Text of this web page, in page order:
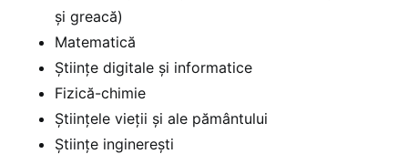
și greacă)
Matematică
Științe digitale și informatice
Fizică-chimie
Științele vieții și ale pământului
Științe inginerești